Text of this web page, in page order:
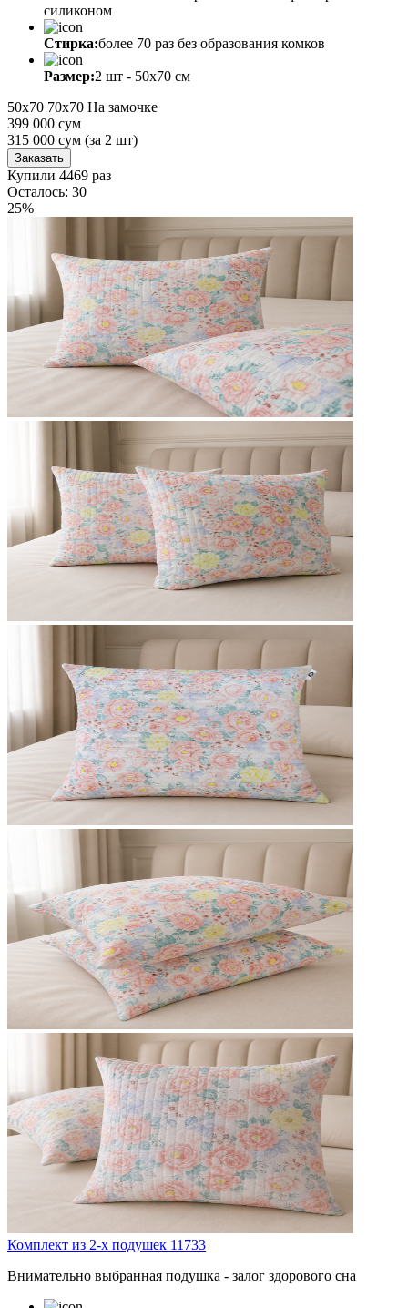
силиконом
Стирка:более 70 раз без образования комков
Размер:2 шт - 50х70 см
50х70 70х70 На замочке
399 000 сум
315 000 сум (за 2 шт)
Заказать
Купили 4469 раз
Осталось: 30
25%
Комплект из 2-х подушек 11733
Внимательно выбранная подушка - залог здорового сна